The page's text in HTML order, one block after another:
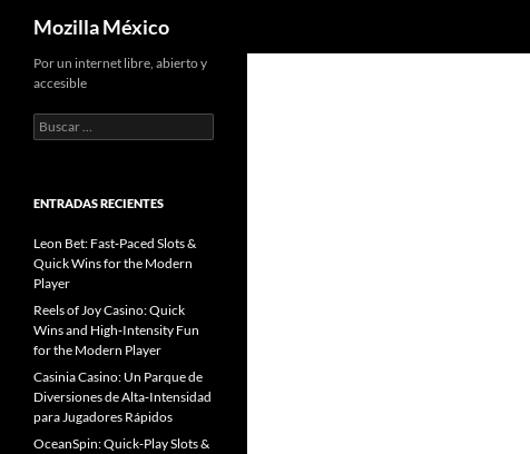
Mozilla México
Por un internet libre, abierto y
accesible
B
u
a
:
ENTRADAS RECIENTES
Leon Bet: Fast‑Paced Slots &
Quick Wins for the Modern
Player
Reels of Joy Casino: Quick
Wins and High‑Intensity Fun
for the Modern Player
Casinia Casino: Un Parque de
Diversiones de Alta‑Intensidad
para Jugadores Rápidos
OceanSpin: Quick‑Play Slots &